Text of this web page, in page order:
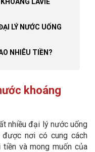
LÝ NƯỚC UỐNG
NHIÊU TIỀN?
khoáng
nhiều đại lý nước uống
nơi có cung cách
và mong muốn của